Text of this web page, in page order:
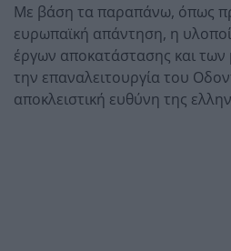
Με βάση τα παραπάνω, όπως
ευρωπαϊκή απάντηση, η
έργων αποκατάστασης και
την επαναλειτουργία του
αποκλειστική ευθύνη της